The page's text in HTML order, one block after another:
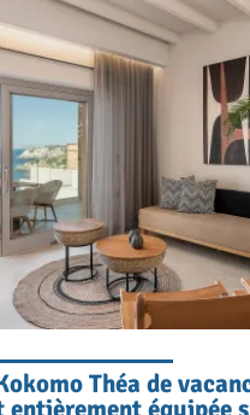
Théa de
entièrement équipée